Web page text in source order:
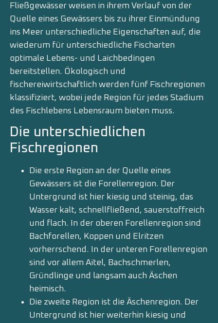
Fließgewässer weisen in ihrem Verlauf von der
Quelle eines Gewässers bis zu ihrer Einmündung
ins Meer unterschiedliche Eigenschaften auf, die
wiederum für unterschiedliche Fischarten
optimale Lebens- und Laichbedingen
bereitstellen. Ökologisch und
fischereiwirtschaftlich werden fünf Fischregionen
klassifiziert, wobei jede Region für jedes Stadium
des Fischlebens Lebensraum bieten muss.
Die unterschiedlichen
Fischregionen
Die erste Region an der Quelle eines
Gewässers ist die Forellenregion. Der
Untergrund ist hier kiesig und steinig, das
Wasser kalt, schnellfließend, sauerstoffreich
und flach. In der oberen Forellenregion sind
Bachforellen, Koppen und Elritzen
vorherrschend. In der unteren Forellenregion
sind vor allem Aitel, Bachschmerlen,
Gründlinge und langsam auch Äschen
heimisch.
Die zweite Region ist die Äschenregion. Der
Untergrund ist hier weiterhin kiesig und